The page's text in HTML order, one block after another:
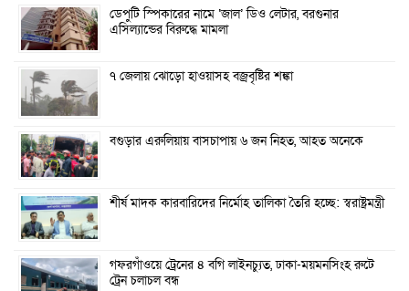
ডেপুটি স্পিকারের নামে ‘জাল’ ডিও লেটার, বরগুনার
এসিল্যান্ডের বিরুদ্ধে মামলা
৭ জেলায় ঝোড়ো হাওয়াসহ বজ্রবৃষ্টির শঙ্কা
বগুড়ার এরুলিয়ায় বাসচাপায় ৬ জন নিহত, আহত অনেকে
শীর্ষ মাদক কারবারিদের নির্মোহ তালিকা তৈরি হচ্ছে: স্বরাষ্ট্রমন্ত্রী
গফরগাঁওয়ে ট্রেনের ৪ বগি লাইনচ্যুত, ঢাকা-ময়মনসিংহ রুটে
ট্রেন চলাচল বন্ধ